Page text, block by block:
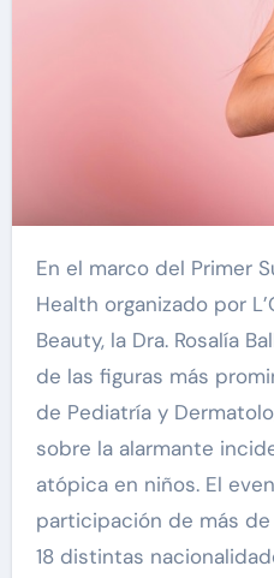
En el marco del Primer Summit de Skincare &
Health organizado por
Beauty, la Dra. Rosalía
de las figuras más
de Pediatría y
sobre la alarmante
atópica en niños. El
participación de más
18 distintas